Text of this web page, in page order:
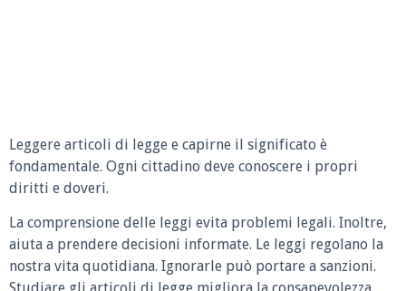
Leggere articoli di legge e capirne il significato è
fondamentale. Ogni cittadino deve conoscere i propri
diritti e doveri.
La comprensione delle leggi evita problemi legali. Inoltre,
aiuta a prendere decisioni informate. Le leggi regolano la
nostra vita quotidiana. Ignorarle può portare a sanzioni.